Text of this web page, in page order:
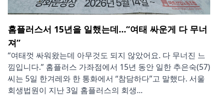
홈플러스서 15년을 일했는데…“여태 싸운게 다 무너
져”
“여태껏 싸워왔는데 아무것도 되지 않았어요. 다 무너진 느
낌입니다.” 홈플러스 가좌점에서 15년 동안 일한 추은숙(57)
씨는 5일 한겨레와 한 통화에서 “참담하다”고 말했다. 서울
회생법원이 지난 3일 홈플러스의 회생...